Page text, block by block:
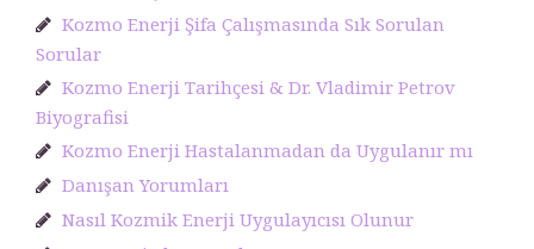
Kozmo Enerji Şifa Çalışmasında Sık Sorulan
Sorular
Kozmo Enerji Tarihçesi & Dr. Vladimir Petrov
Biyografisi
Kozmo Enerji Hastalanmadan da Uygulanır mı
Danışan Yorumları
Nasıl Kozmik Enerji Uygulayıcısı Olunur